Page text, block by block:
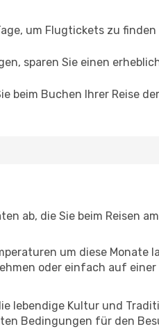
um Flugtickets zu
sparen Sie einen
beim Buchen Ihrer Reise
ab, die Sie beim Reisen
um diese Monate
oder einfach auf einer
lebendige Kultur und
Bedingungen für den